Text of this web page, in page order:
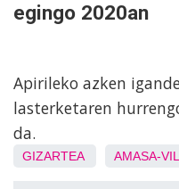
egingo 2020an
Apirileko azken
lasterketaren
da.
GIZARTEA AMASA-